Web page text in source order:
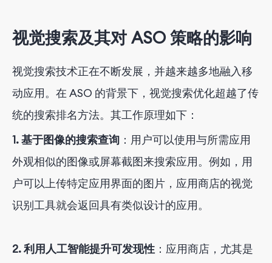
视觉搜索及其对 ASO 策略的影响
视觉搜索技术正在不断发展，并越来越多地融入移
动应用。在 ASO 的背景下，视觉搜索优化超越了传
统的搜索排名方法。其工作原理如下：
1. 基于图像的搜索查询 ：用户可以使用与所需应用
外观相似的图像或屏幕截图来搜索应用。例如，用
户可以上传特定应用界面的图片，应用商店的视觉
识别工具就会返回具有类似设计的应用。
2. 利用人工智能提升可发现性 ：应用商店，尤其是